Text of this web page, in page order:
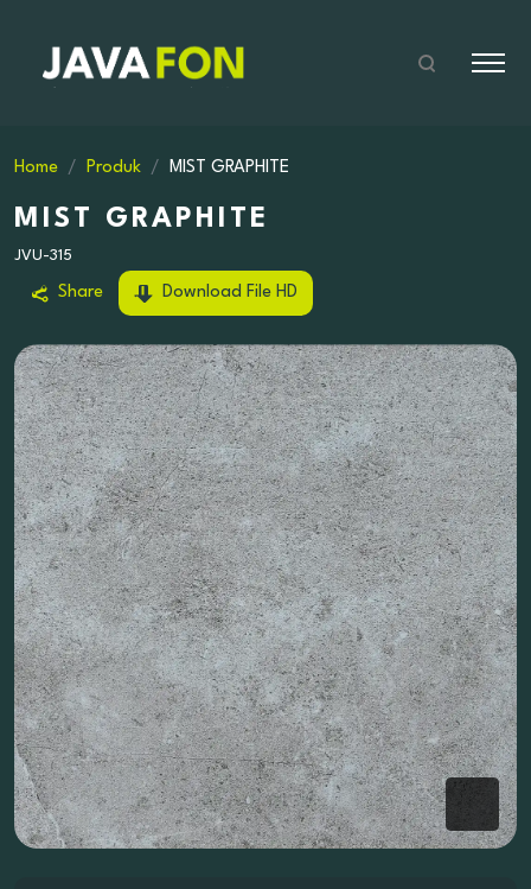
Home Produk MIST GRAPHITE
MIST GRAPHITE
JVU-315
Share Download File HD